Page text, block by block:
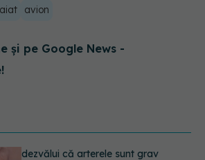
avion
și pe Google News -